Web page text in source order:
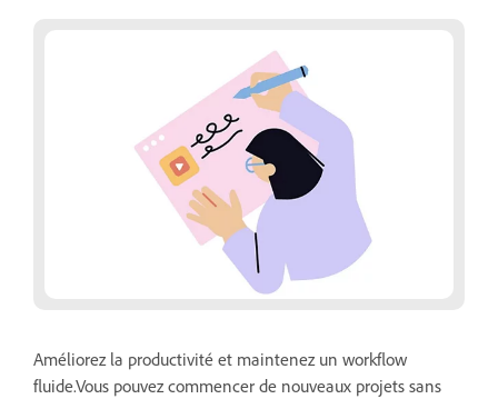
Améliorez la productivité et maintenez un workflow
fluide.Vous pouvez commencer de nouveaux projets sans